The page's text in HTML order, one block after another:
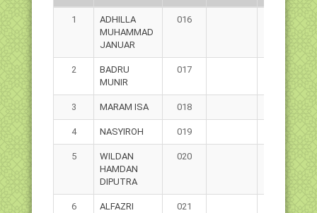
Nama
Lengkap
NIS
Kelamin
1
ADHILLA
MUHAMMAD
JANUAR
016
2
BADRU
MUNIR
017
3 MARAM ISA 018
4 NASYIROH 019
5
WILDAN
HAMDAN
DIPUTRA
020
6
ALFAZRI
021